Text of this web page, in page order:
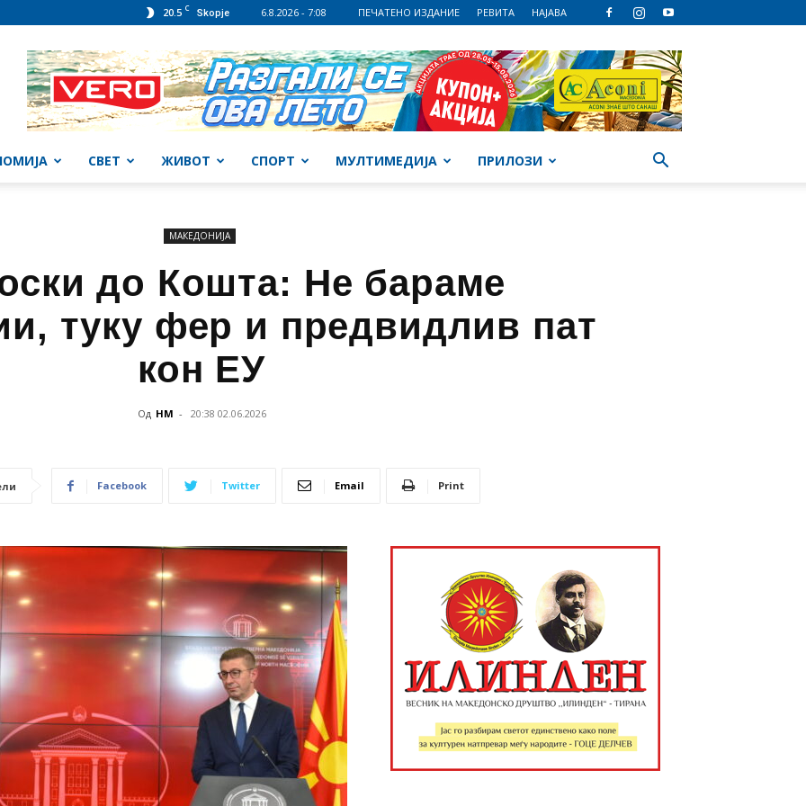
20.5 C Skopje 6.8.2026 - 7:08 ПЕЧАТЕНО ИЗДАНИЕ РЕВИТА НАЈАВА
СВЕТ ЖИВОТ СПОРТ МУЛТИМЕДИЈА ПРИЛОЗИ
МАКЕДОНИЈА
до Кошта: Не бараме
туку фер и предвидлив пат
кон ЕУ
Од НМ - 20:38 02.06.2026
Facebook Twitter Email Print